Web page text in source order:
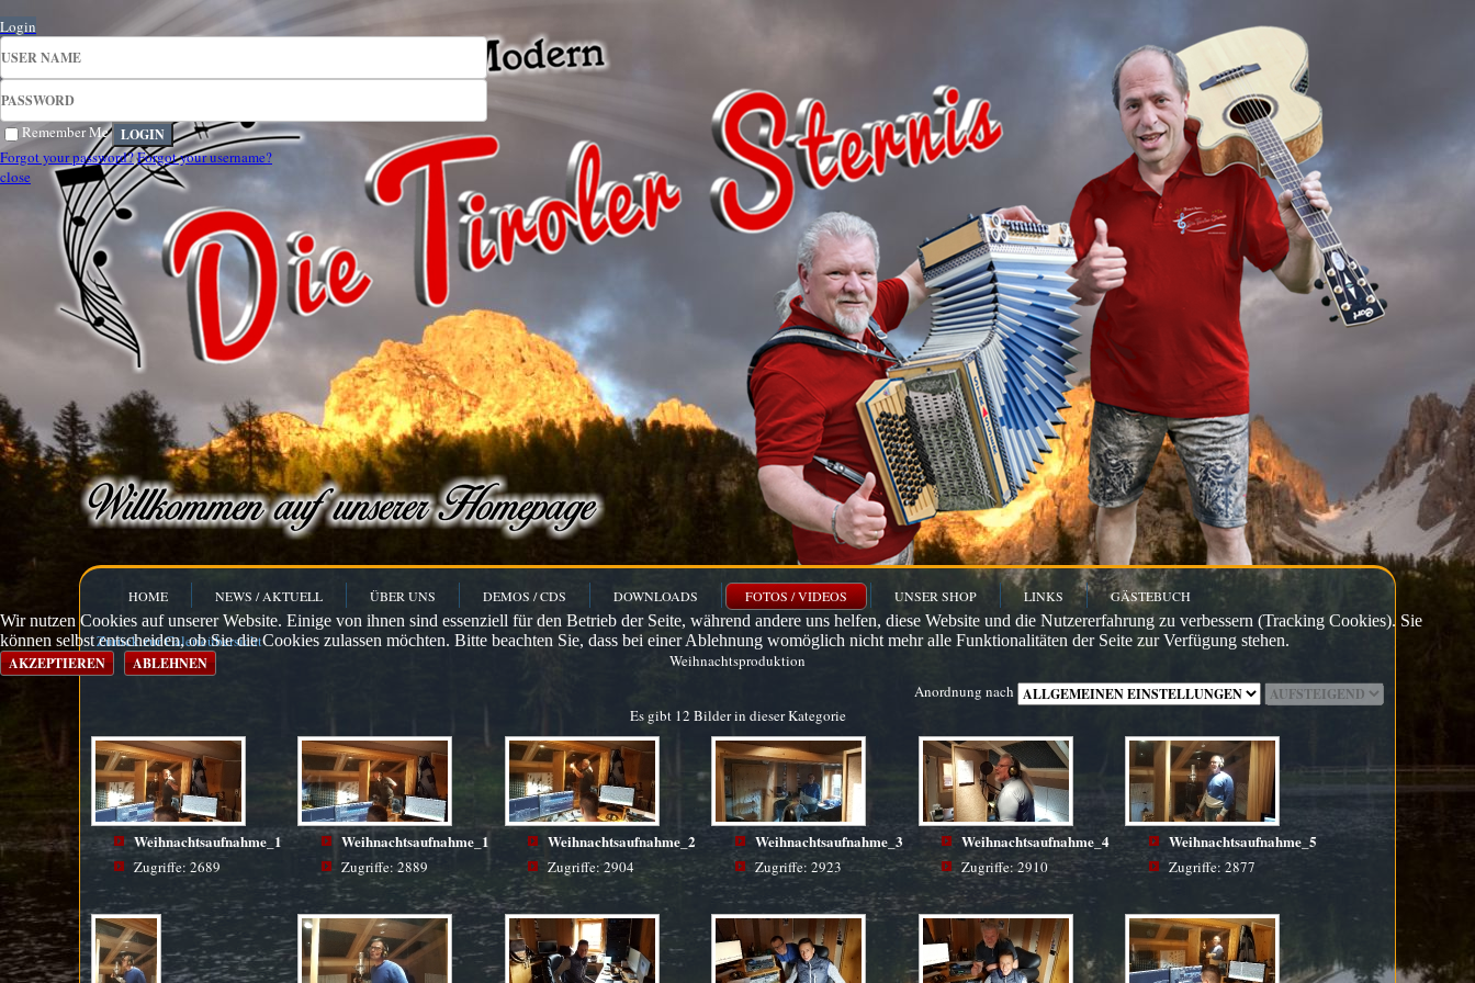
Login
Remember Me
Forgot your password?Forgot your username?
close
HOME NEWS / AKTUELL ÜBER UNS DEMOS / CDS DOWNLOADS FOTOS / VIDEOS UNSER SHOP LINKS GÄSTEBUCH
Zurück zur Galerieübersicht
Weihnachtsproduktion
Anordnung nach
Es gibt 12 Bilder in dieser Kategorie
Weihnachtsaufnahme_1
Zugriffe: 2689
Weihnachtsaufnahme_1
Zugriffe: 2889
Weihnachtsaufnahme_2
Zugriffe: 2904
Weihnachtsaufnahme_3
Zugriffe: 2923
Weihnachtsaufnahme_4
Zugriffe: 2910
Weihnachtsaufnahme_5
Zugriffe: 2877
Wir nutzen Cookies auf unserer Website. Einige von ihnen sind essenziell für den Betrieb der Seite, während andere uns helfen, diese Website und die Nutzererfahrung zu verbessern (Tracking Cookies). Sie
können selbst entscheiden, ob Sie die Cookies zulassen möchten. Bitte beachten Sie, dass bei einer Ablehnung womöglich nicht mehr alle Funktionalitäten der Seite zur Verfügung stehen.
AKZEPTIEREN
ABLEHNEN